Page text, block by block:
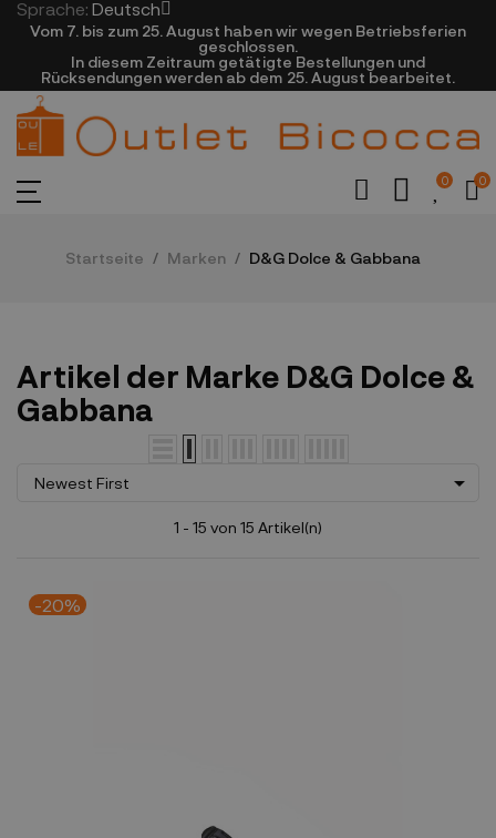
Sprache: Deutsch
Vom 7. bis zum 25. August haben wir wegen Betriebsferien
geschlossen.
In diesem Zeitraum getätigte Bestellungen und
Rücksendungen werden ab dem 25. August bearbeitet.
0 0
Startseite Marken D&G Dolce & Gabbana
Artikel der Marke D&G Dolce &
Gabbana
Newest First 
1 - 15 von 15 Artikel(n)
-20%